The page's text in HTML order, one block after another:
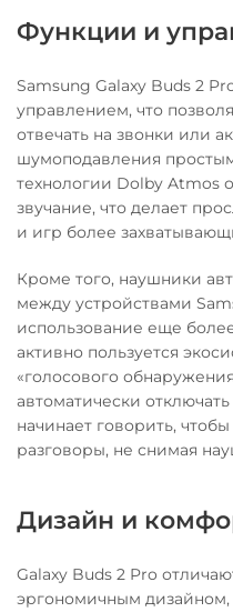
Функции и
Samsung Galaxy Buds 2
управлением, что
отвечать на звонки или
шумоподавления
технологии Dolby Atmos
звучание, что делает
и игр более
Кроме того, наушники
между устройствами
использование еще
активно пользуется
«голосового
автоматически
начинает говорить,
разговоры, не снимая
Дизайн и
Galaxy Buds 2 Pro
эргономичным дизайном,